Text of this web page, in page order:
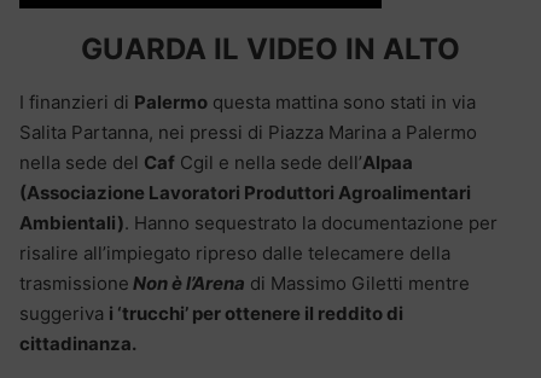
GUARDA IL VIDEO IN ALTO
I finanzieri di Palermo questa mattina sono stati in via
Salita Partanna, nei pressi di Piazza Marina a Palermo
nella sede del Caf Cgil e nella sede dell’Alpaa
(Associazione Lavoratori Produttori Agroalimentari
Ambientali). Hanno sequestrato la documentazione per
risalire all’impiegato ripreso dalle telecamere della
trasmissione Non è l’Arena di Massimo Giletti mentre
suggeriva i ‘trucchi’ per ottenere il reddito di
cittadinanza.